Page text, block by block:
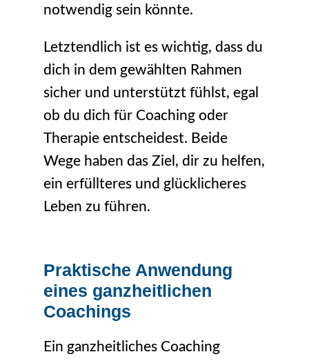
notwendig sein könnte.
Letztendlich ist es wichtig, dass du
dich in dem gewählten Rahmen
sicher und unterstützt fühlst, egal
ob du dich für Coaching oder
Therapie entscheidest. Beide
Wege haben das Ziel, dir zu helfen,
ein erfüllteres und glücklicheres
Leben zu führen.
Praktische Anwendung
eines ganzheitlichen
Coachings
Ein ganzheitliches Coaching